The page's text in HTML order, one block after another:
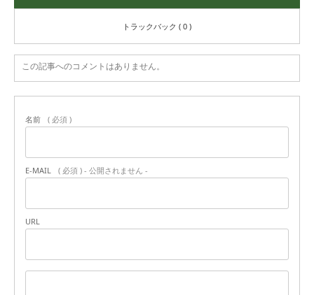
トラックバック ( 0 )
この記事へのコメントはありません。
名前 ( 必須 )
E-MAIL ( 必須 ) - 公開されません -
URL